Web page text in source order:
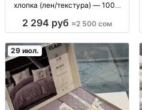
хлопка (лен/текстура) — 100%
стираный хлопок 100%:
180x240, нав 50x70) двуспалка
(200x230, про
2 294 руб ≈2 500 сом
29 июл.